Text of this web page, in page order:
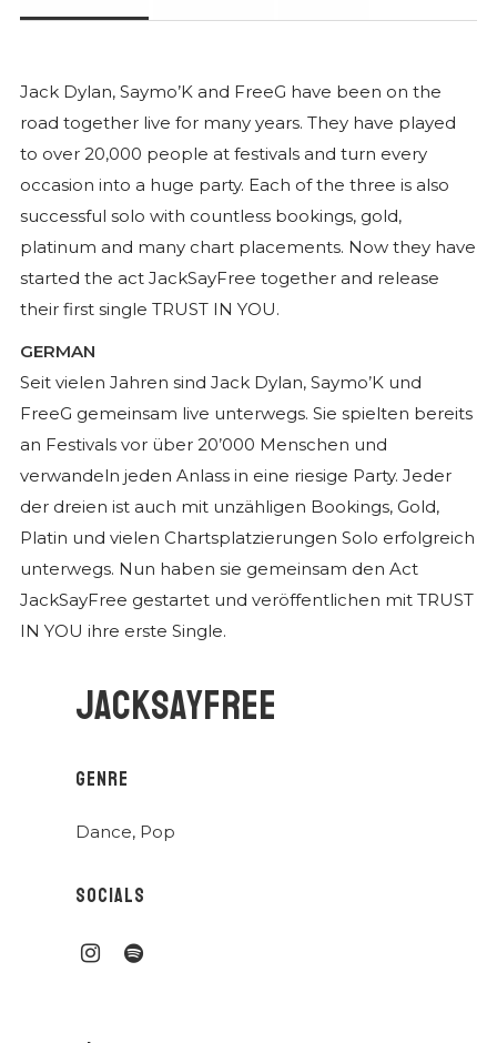
Jack Dylan, Saymo’K and FreeG have been on the
road together live for many years. They have played
to over 20,000 people at festivals and turn every
occasion into a huge party. Each of the three is also
successful solo with countless bookings, gold,
platinum and many chart placements. Now they have
started the act JackSayFree together and release
their first single TRUST IN YOU.
GERMAN
Seit vielen Jahren sind Jack Dylan, Saymo’K und
FreeG gemeinsam live unterwegs. Sie spielten bereits
an Festivals vor über 20’000 Menschen und
verwandeln jeden Anlass in eine riesige Party. Jeder
der dreien ist auch mit unzähligen Bookings, Gold,
Platin und vielen Chartsplatzierungen Solo erfolgreich
unterwegs. Nun haben sie gemeinsam den Act
JackSayFree gestartet und veröffentlichen mit TRUST
IN YOU ihre erste Single.
JACKSAYFREE
GENRE
Dance, Pop
SOCIALS